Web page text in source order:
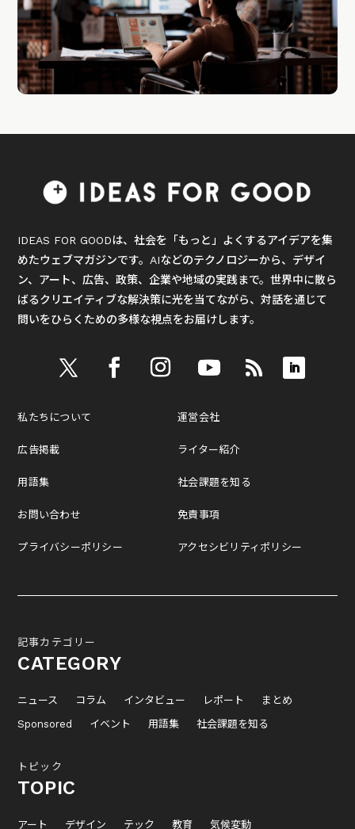
IDEAS FOR GOODは、社会を「もっと」よくするアイデアを集
めたウェブマガジンです。AIなどのテクノロジーから、デザイ
ン、アート、広告、政策、企業や地域の実践まで。世界中に散ら
ばるクリエイティブな解決策に光を当てながら、対話を通じて
問いをひらくための多様な視点をお届けします。
私たちについて
広告掲載
用語集
お問い合わせ
プライバシーポリシー
運営会社
ライター紹介
社会課題を知る
免責事項
アクセシビリティポリシー
記事カテゴリー
CATEGORY
ニュース コラム インタビュー レポート
まとめ
Sponsored
イベント 用語集 社会課題を知る
トピック
TOPIC
アート デザイン テック 教育 気候変動